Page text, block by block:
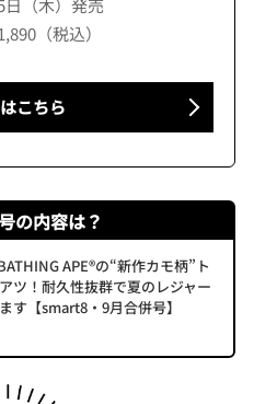
日（木）発売
（税込）
こちら
の内容は？
APE®の“新作カモ柄”ト
ツ！耐久性抜群で夏のレジャー
す【smart8・9月合併号】